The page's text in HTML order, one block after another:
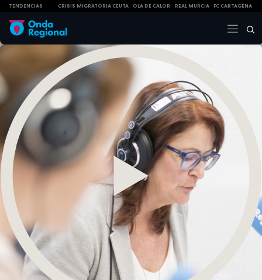
TENDENCIAS CRISIS MIGRATORIA CEUTA OLA DE CALOR REAL MURCIA FC CARTAGENA